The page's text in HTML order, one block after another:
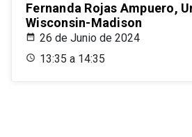
Fernanda Rojas Ampuero,
Wisconsin-Madison
26 de Junio de 2024
13:35 a 14:35